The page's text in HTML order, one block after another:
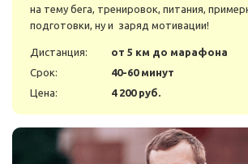
на тему бега, тренировок, питания,
подготовки, ну и заряд мотивации!
Дистанция:
от 5 км до марафона
Срок:
40-60 минут
Цена:
4 200 руб.